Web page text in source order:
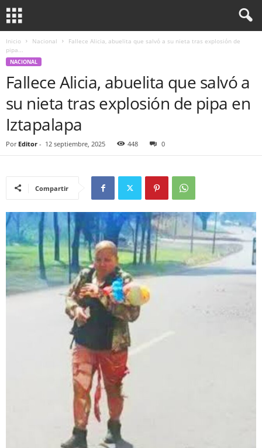
Inicio Nacional
Fallece Alicia, abuelita que salvó a su nieta tras explosión de
pipa...
NACIONAL
Fallece Alicia, abuelita que salvó a
su nieta tras explosión de pipa en
Iztapalapa
Por Editor - 12 septiembre, 2025 448 0
Compartir